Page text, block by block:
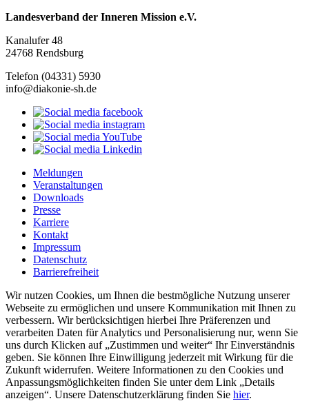
Landesverband der Inneren Mission e.V.
Kanalufer 48
24768 Rendsburg
Telefon (04331) 5930
info@diakonie-sh.de
Meldungen
Veranstaltungen
Downloads
Presse
Karriere
Kontakt
Impressum
Datenschutz
Barrierefreiheit
Wir nutzen Cookies, um Ihnen die bestmögliche Nutzung unserer
Webseite zu ermöglichen und unsere Kommunikation mit Ihnen zu
verbessern. Wir berücksichtigen hierbei Ihre Präferenzen und
verarbeiten Daten für Analytics und Personalisierung nur, wenn Sie
uns durch Klicken auf „Zustimmen und weiter“ Ihr Einverständnis
geben. Sie können Ihre Einwilligung jederzeit mit Wirkung für die
Zukunft widerrufen. Weitere Informationen zu den Cookies und
Anpassungsmöglichkeiten finden Sie unter dem Link „Details
anzeigen“. Unsere Datenschutzerklärung finden Sie hier.